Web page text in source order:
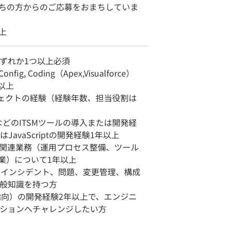
の方からのご応募をおまちしていま
れか1つ以上必須
Coding（Apex,Visualforce）
上
クトの経験（経験年数、担当役割は
のITSMツールの導入または開発経
JavaScriptの開発経験1年以上
連業務（運用プロセス整備、ツール
）について1年以上
ンシデント、問題、変更管理、構成
知識を持つ方
）の開発経験2年以上で、エンジニ
ョンへチャレンジしたい方